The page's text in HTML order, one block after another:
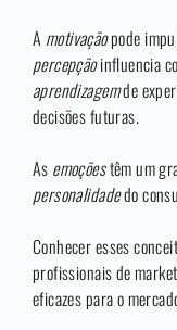
A motivaçãopode
percepçãoinfluencia
aprendizagemde
decisões futuras.
As emoçõestêm um
personalidadedo
Conhecer esses
profissionais de
eficazes para o